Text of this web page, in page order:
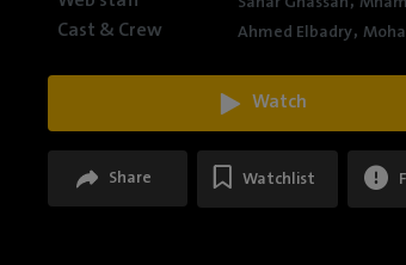
Cast & Crew
Ahmed Elbadry,
Watch
Share Watchlist